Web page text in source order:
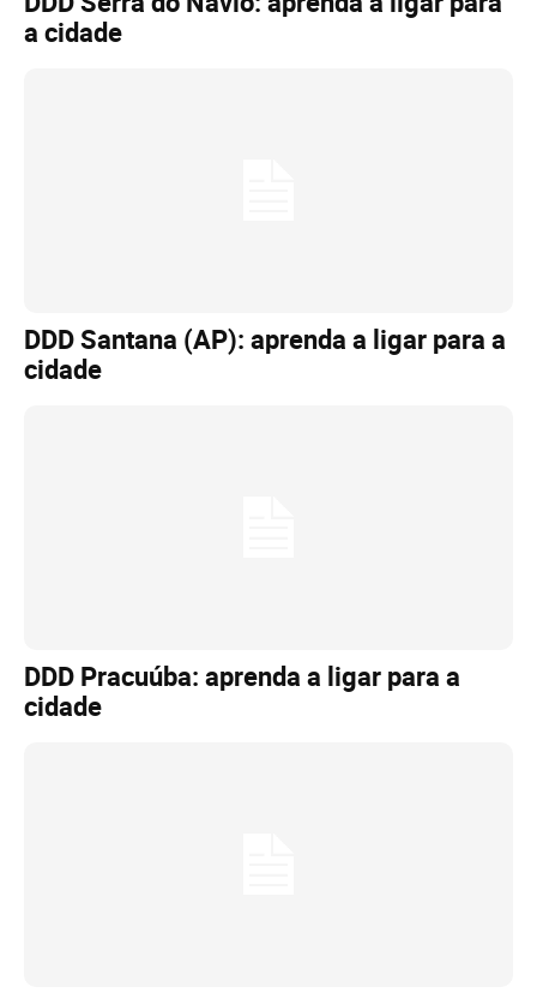
a cidade
DDD Santana (AP): aprenda a ligar para a
cidade
DDD Pracuúba: aprenda a ligar para a
cidade